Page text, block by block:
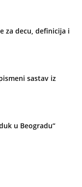
za decu, definicija i
sastav iz
u Beogradu“